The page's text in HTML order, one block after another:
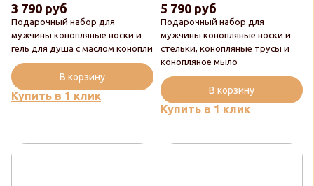
Подарочный набор для
мужчины конопляные носки и
гель для душа с маслом конопли
3 790 руб
Купить в 1 клик
В корзину
Подарочный набор для
мужчины конопляные носки и
стельки, конопляные трусы и
конопляное мыло
5 790 руб
Купить в 1 клик
В корзину